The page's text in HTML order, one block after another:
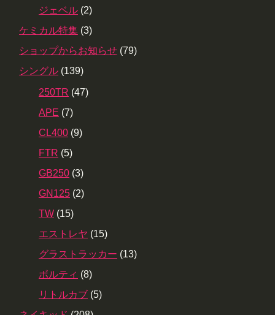
ジェベル (2)
ケミカル特集 (3)
ショップからお知らせ (79)
シングル (139)
250TR (47)
APE (7)
CL400 (9)
FTR (5)
GB250 (3)
GN125 (2)
TW (15)
エストレヤ (15)
グラストラッカー (13)
ボルティ (8)
リトルカブ (5)